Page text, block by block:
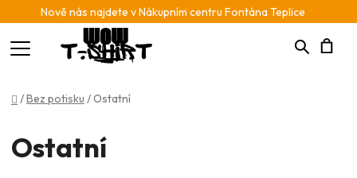
Nově nás najdete v Nákupním centru Fontána Teplice
Hledat
Domů
/Bez potisku /Ostatní
Ostatní